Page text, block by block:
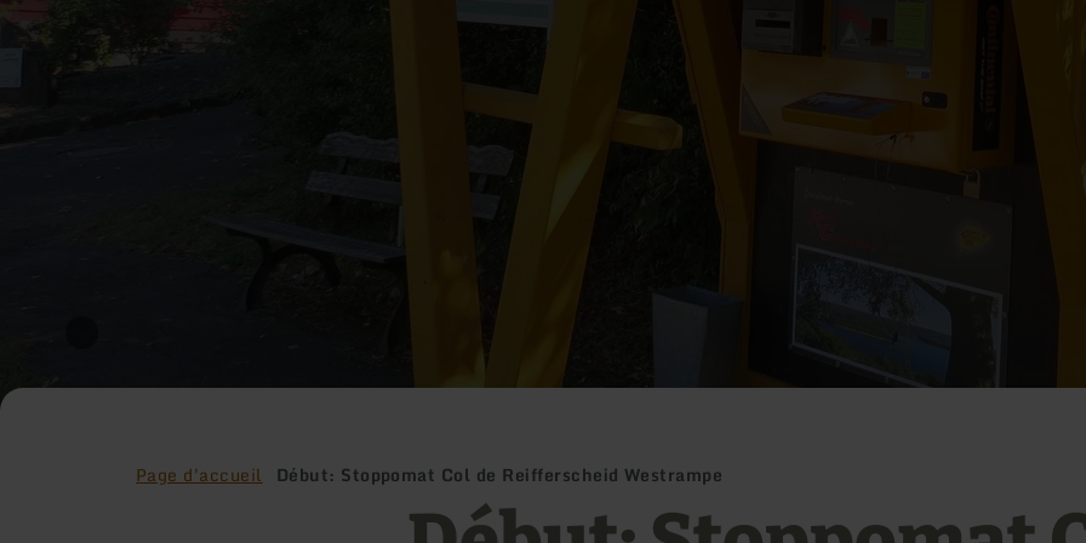
Page d'accueil Début: Stoppomat Col de Reifferscheid Westrampe